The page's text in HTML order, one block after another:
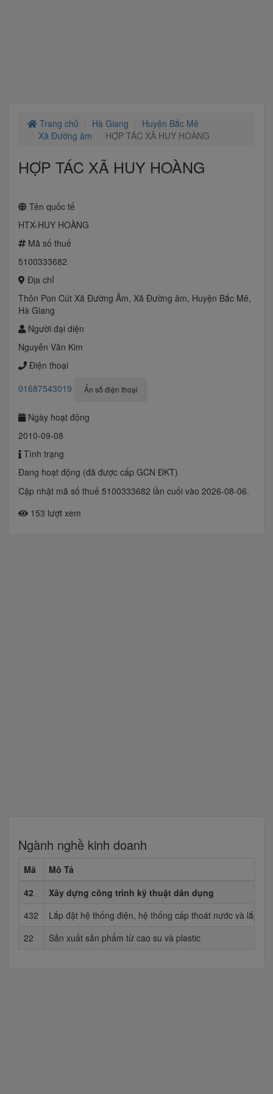
Trang chủ Hà Giang
Huyện Bắc Mê
Xã Đường âm
HỢP TÁC XÃ HUY HOÀNG
HỢP TÁC XÃ HUY HOÀNG
Tên quốc tế
HTX-HUY HOÀNG
Mã số thuế
5100333682
Địa chỉ
Thôn Pon Cút Xã Đường Âm, Xã Đường âm, Huyện Bắc Mê,
Hà Giang
Người đại diện
Nguyễn Văn Kim
Điện thoại
01687543019
Ẩn số điện thoại
Ngày hoạt động
2010-09-08
Tình trạng
Đang hoạt động (đã được cấp GCN ĐKT)
Cập nhật mã số thuế 5100333682 lần cuối vào 2026-08-06.
153 lượt xem
Ngành nghề kinh doanh
Mã
Mô Tả
42
Xây dựng công trình kỹ thuật dân dụng
432
Lắp đặt hệ thống điện, hệ thống cấp thoát nước và lắp
22
Sản xuất sản phẩm từ cao su và plastic